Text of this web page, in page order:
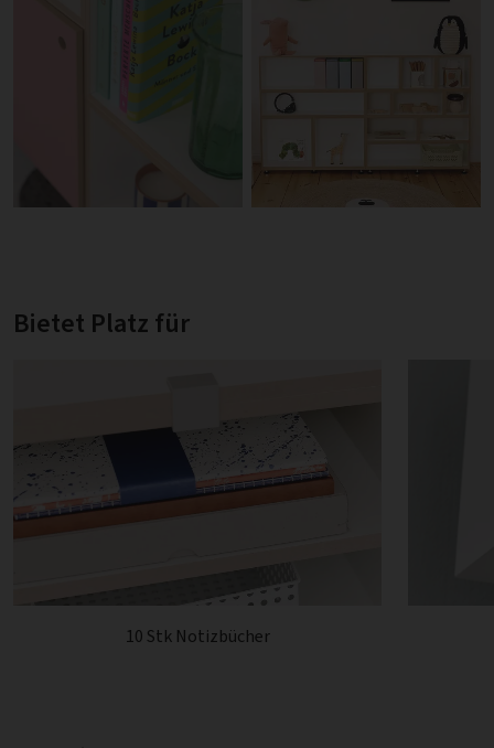
Bietet Platz für
10 Stk Notizbücher